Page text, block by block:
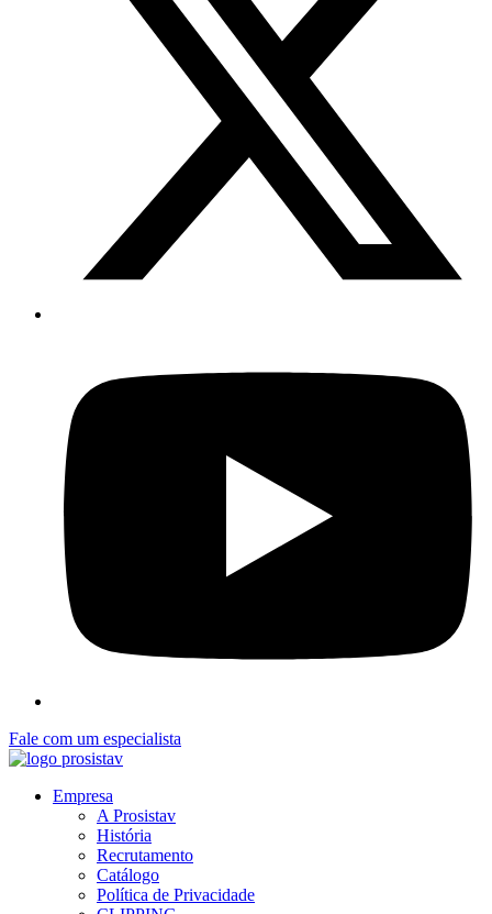
Fale com um especialista
Empresa
A Prosistav
História
Recrutamento
Catálogo
Política de Privacidade